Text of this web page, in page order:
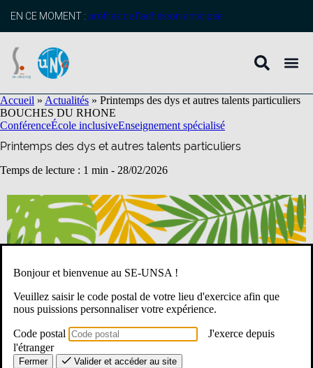
principal
EN CE MOMENT : profitez de l’adhésion anticipée
Accueil » Actualités » Printemps des dys et autres talents particuliers
BOUCHES DU RHONE
ConférenceÉcole inclusiveEnseignement spécialisé
Printemps des dys et autres talents particuliers
Temps de lecture : 1 min - 28/02/2026
Bonjour et bienvenue au SE-UNSA !
Veuillez saisir le code postal de votre lieu d'exercice afin que
nous puissions personnaliser votre expérience.
Code postal
J'exerce depuis
l'étranger
Fermer Valider et accéder au site